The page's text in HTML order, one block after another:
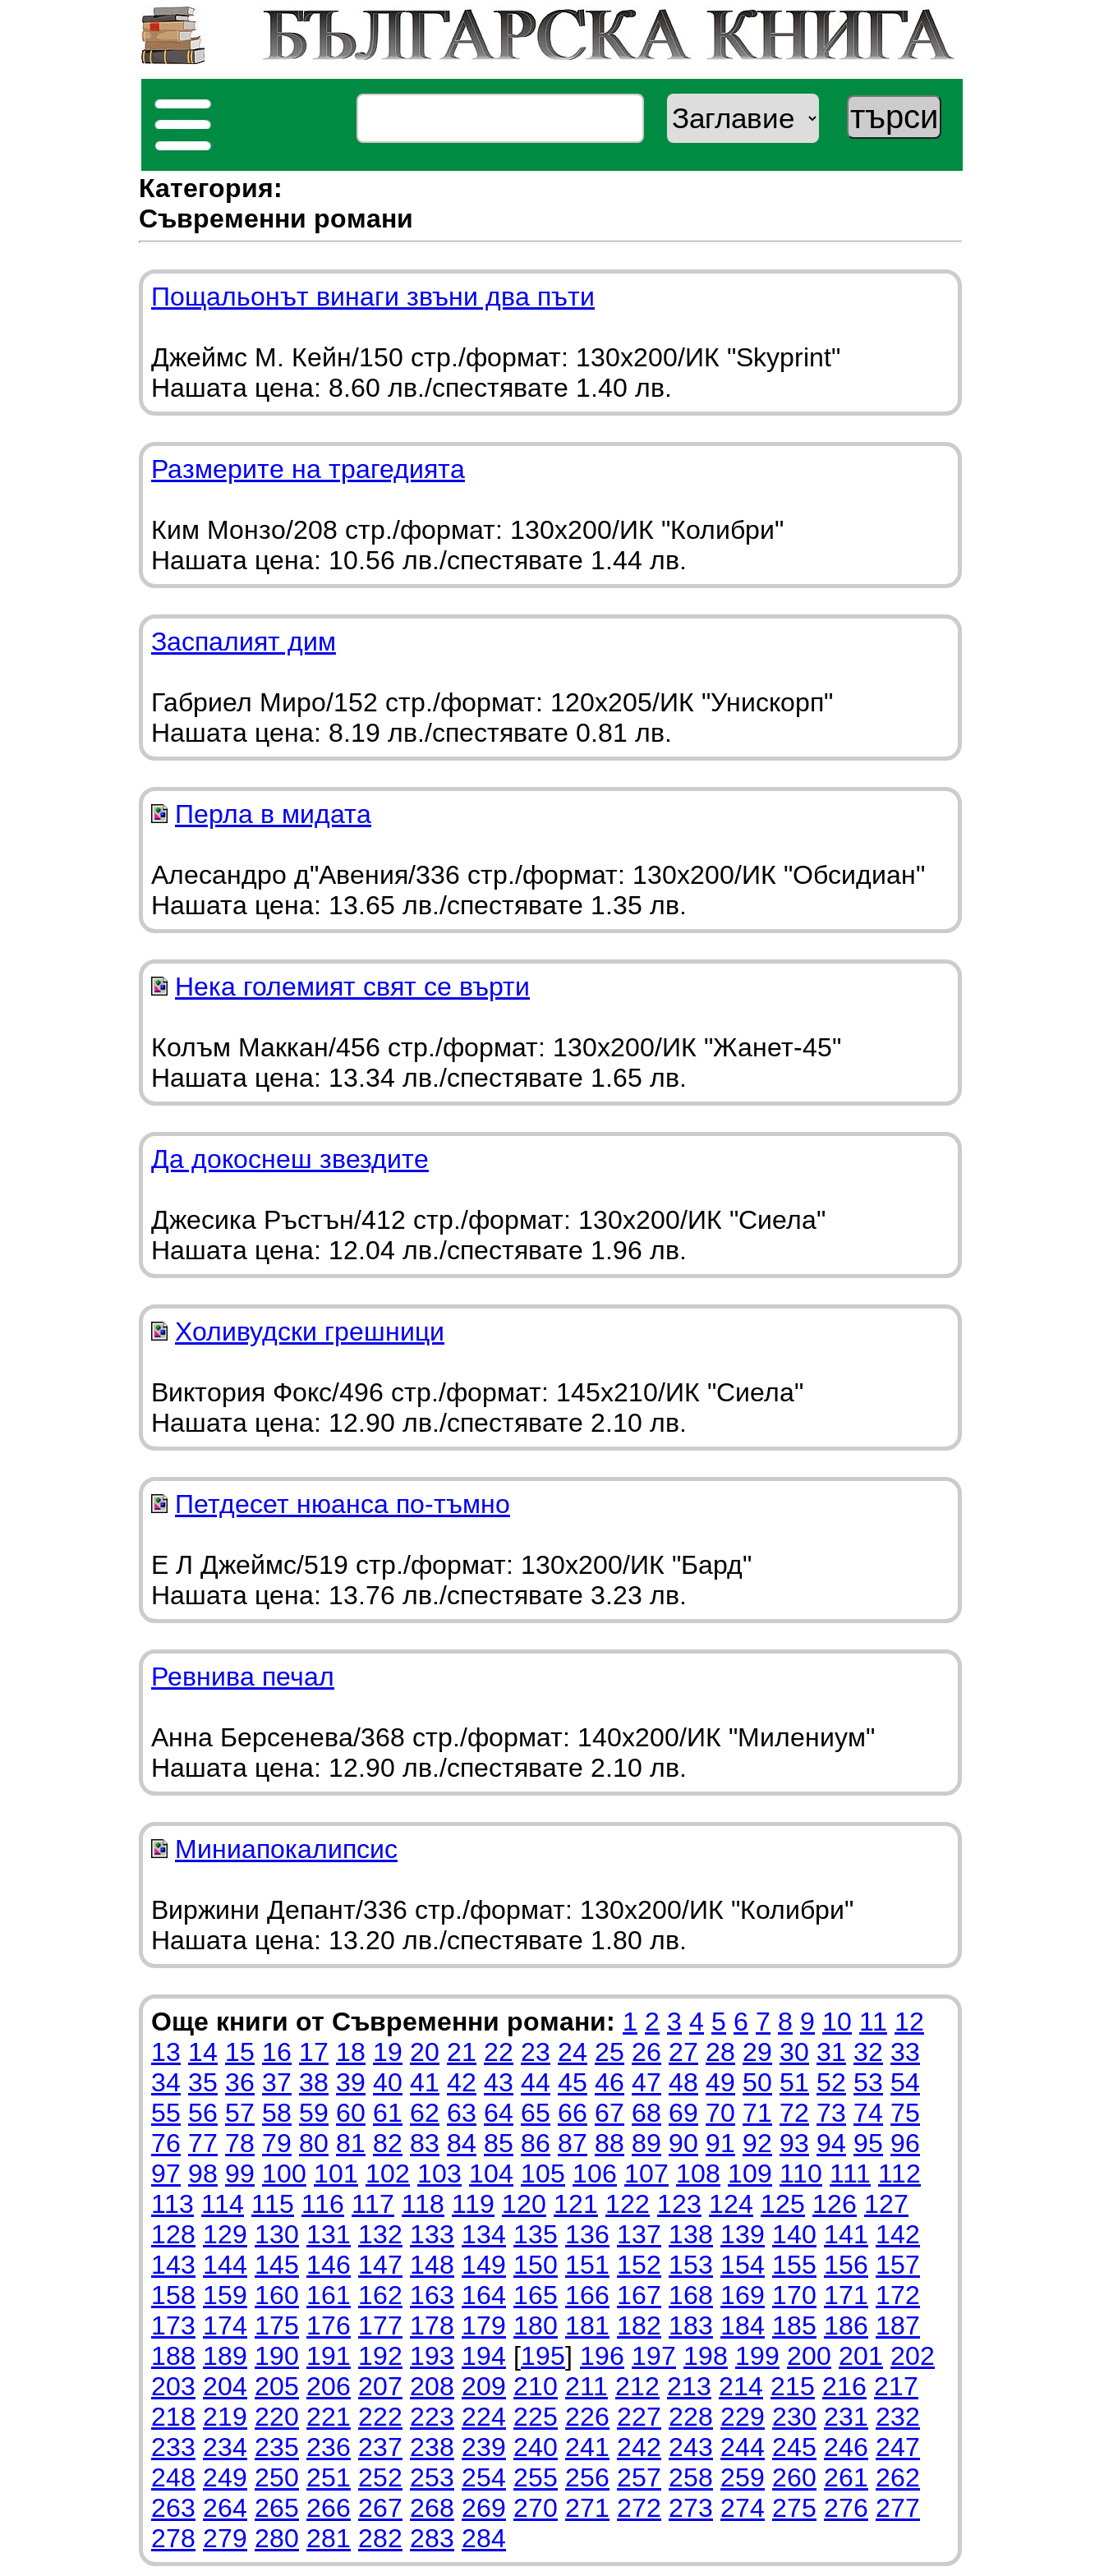
Категория:
Съвременни романи
Пощальонът винаги звъни два пъти
Джеймс М. Кейн/150 стр./формат: 130х200/ИК "Skyprint"
Нашата цена: 8.60 лв./спестявате 1.40 лв.
Размерите на трагедията
Ким Монзо/208 стр./формат: 130x200/ИК "Колибри"
Нашата цена: 10.56 лв./спестявате 1.44 лв.
Заспалият дим
Габриел Миро/152 стр./формат: 120х205/ИК "Унискорп"
Нашата цена: 8.19 лв./спестявате 0.81 лв.
Перла в мидата
Алесандро д"Авения/336 стр./формат: 130х200/ИК "Обсидиан"
Нашата цена: 13.65 лв./спестявате 1.35 лв.
Нека големият свят се върти
Колъм Маккан/456 стр./формат: 130х200/ИК "Жанет-45"
Нашата цена: 13.34 лв./спестявате 1.65 лв.
Да докоснеш звездите
Джесика Ръстън/412 стр./формат: 130х200/ИК "Сиела"
Нашата цена: 12.04 лв./спестявате 1.96 лв.
Холивудски грешници
Виктория Фокс/496 стр./формат: 145х210/ИК "Сиела"
Нашата цена: 12.90 лв./спестявате 2.10 лв.
Петдесет нюанса по-тъмно
Е Л Джеймс/519 стр./формат: 130х200/ИК "Бард"
Нашата цена: 13.76 лв./спестявате 3.23 лв.
Ревнива печал
Анна Берсенева/368 стр./формат: 140х200/ИК "Милениум"
Нашата цена: 12.90 лв./спестявате 2.10 лв.
Миниапокалипсис
Виржини Депант/336 стр./формат: 130х200/ИК "Колибри"
Нашата цена: 13.20 лв./спестявате 1.80 лв.
Още книги от Съвременни романи: 1 2 3 4 5 6 7 8 9 10 11 12
13 14 15 16 17 18 19 20 21 22 23 24 25 26 27 28 29 30 31 32 33
34 35 36 37 38 39 40 41 42 43 44 45 46 47 48 49 50 51 52 53 54
55 56 57 58 59 60 61 62 63 64 65 66 67 68 69 70 71 72 73 74 75
76 77 78 79 80 81 82 83 84 85 86 87 88 89 90 91 92 93 94 95 96
97 98 99 100 101 102 103 104 105 106 107 108 109 110 111 112
113 114 115 116 117 118 119 120 121 122 123 124 125 126 127
128 129 130 131 132 133 134 135 136 137 138 139 140 141 142
143 144 145 146 147 148 149 150 151 152 153 154 155 156 157
158 159 160 161 162 163 164 165 166 167 168 169 170 171 172
173 174 175 176 177 178 179 180 181 182 183 184 185 186 187
188 189 190 191 192 193 194 [195] 196 197 198 199 200 201 202
203 204 205 206 207 208 209 210 211 212 213 214 215 216 217
218 219 220 221 222 223 224 225 226 227 228 229 230 231 232
233 234 235 236 237 238 239 240 241 242 243 244 245 246 247
248 249 250 251 252 253 254 255 256 257 258 259 260 261 262
263 264 265 266 267 268 269 270 271 272 273 274 275 276 277
278 279 280 281 282 283 284